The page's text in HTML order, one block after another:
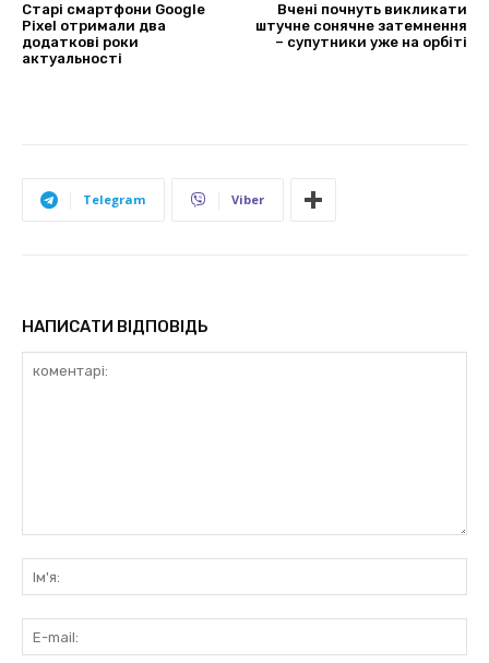
Старі смартфони Google
Pixel отримали два
додаткові роки
актуальності
Вчені почнуть викликати
штучне сонячне затемнення
– супутники уже на орбіті
Telegram Viber
НАПИСАТИ ВІДПОВІДЬ